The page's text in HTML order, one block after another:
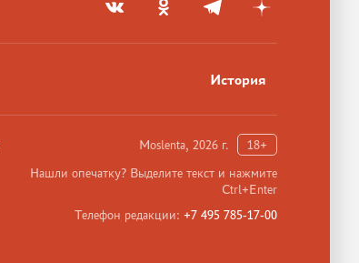
История
Moslenta, 2026 г.
18+
Нашли опечатку? Выделите текст и нажмите
Ctrl+Enter
Телефон редакции: +7 495 785-17-00